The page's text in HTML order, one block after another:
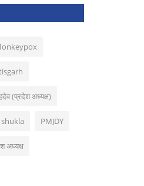
(प्रदेश अध्यक्ष)
PMJDY
अध्यक्ष